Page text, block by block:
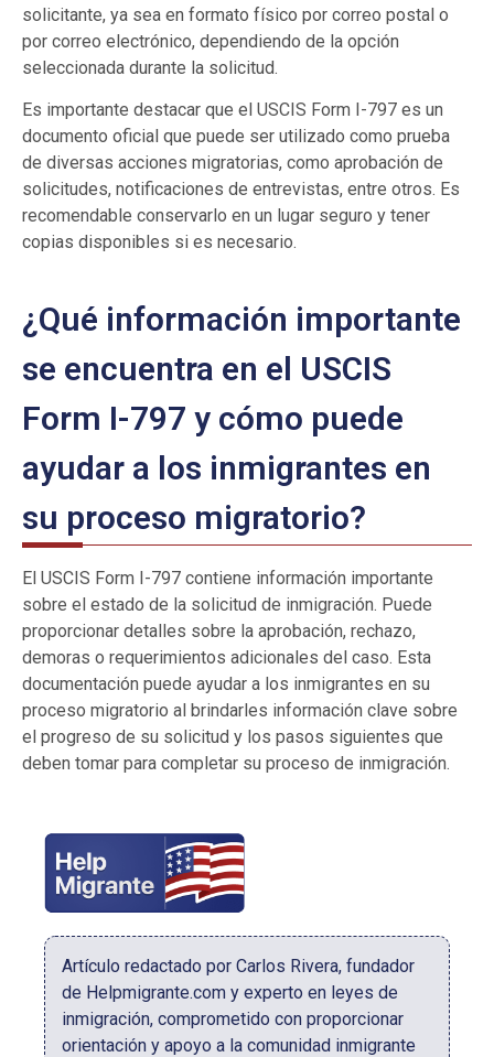
solicitante, ya sea en formato físico por correo postal o
por correo electrónico, dependiendo de la opción
seleccionada durante la solicitud.
Es importante destacar que el USCIS Form I-797 es un
documento oficial que puede ser utilizado como prueba
de diversas acciones migratorias, como aprobación de
solicitudes, notificaciones de entrevistas, entre otros. Es
recomendable conservarlo en un lugar seguro y tener
copias disponibles si es necesario.
¿Qué información importante
se encuentra en el USCIS
Form I-797 y cómo puede
ayudar a los inmigrantes en
su proceso migratorio?
El USCIS Form I-797 contiene información importante
sobre el estado de la solicitud de inmigración. Puede
proporcionar detalles sobre la aprobación, rechazo,
demoras o requerimientos adicionales del caso. Esta
documentación puede ayudar a los inmigrantes en su
proceso migratorio al brindarles información clave sobre
el progreso de su solicitud y los pasos siguientes que
deben tomar para completar su proceso de inmigración.
Artículo redactado por Carlos Rivera, fundador
de Helpmigrante.com y experto en leyes de
inmigración, comprometido con proporcionar
orientación y apoyo a la comunidad inmigrante